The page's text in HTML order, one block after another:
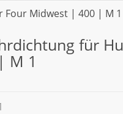
Midwest | 400 | M 1
für
M 1